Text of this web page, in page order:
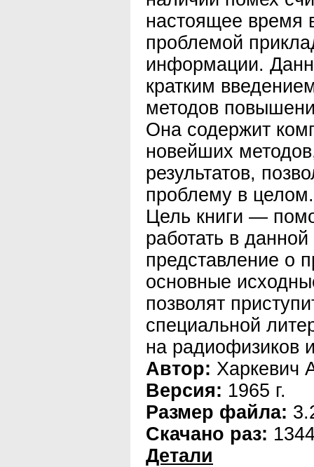
настоящее время
проблемой
информации.
кратким
методов
Она содержит
новейших
результатов,
проблему в целом.
Цель книги —
работать в
представление о
основные
позволят
специальной
на радиофизиков
Автор: Харкевич
Версия: 1965 г.
Размер файла:
Скачано раз:
Детали